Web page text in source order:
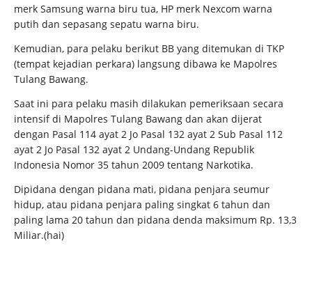
merk Samsung warna biru tua, HP merk Nexcom warna
putih dan sepasang sepatu warna biru.
Kemudian, para pelaku berikut BB yang ditemukan di TKP
(tempat kejadian perkara) langsung dibawa ke Mapolres
Tulang Bawang.
Saat ini para pelaku masih dilakukan pemeriksaan secara
intensif di Mapolres Tulang Bawang dan akan dijerat
dengan Pasal 114 ayat 2 Jo Pasal 132 ayat 2 Sub Pasal 112
ayat 2 Jo Pasal 132 ayat 2 Undang-Undang Republik
Indonesia Nomor 35 tahun 2009 tentang Narkotika.
Dipidana dengan pidana mati, pidana penjara seumur
hidup, atau pidana penjara paling singkat 6 tahun dan
paling lama 20 tahun dan pidana denda maksimum Rp. 13,3
Miliar.(hai)